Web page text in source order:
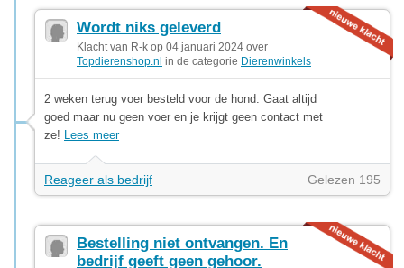
Wordt niks geleverd
Klacht van R-k op 04 januari 2024 over
Topdierenshop.nl in de categorie Dierenwinkels
2 weken terug voer besteld voor de hond. Gaat altijd
goed maar nu geen voer en je krijgt geen contact met
ze! Lees meer
Reageer als bedrijf Gelezen 195
Bestelling niet ontvangen. En
bedrijf geeft geen gehoor.